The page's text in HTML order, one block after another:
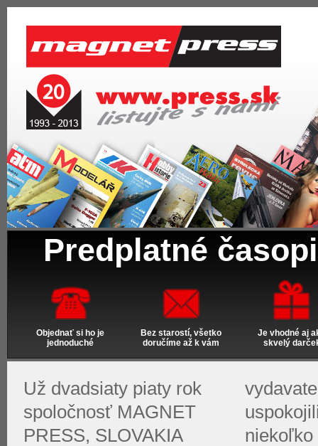
Predplatné
Objednať si ho je
jednoduché
Bez starostí, všetko
doručíme až k vám
Je vhodné aj
skvelý
Už dvadsiaty piaty rok
spoločnosť MAGNET
PRESS, SLOVAKIA